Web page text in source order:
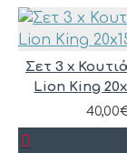
Σετ 3 x
Lion King